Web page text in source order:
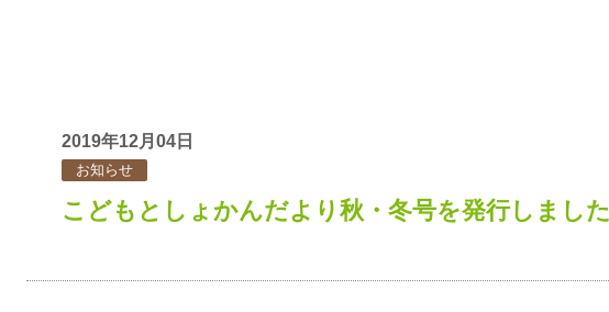
2019年12月04日
お知らせ
こどもとしょかんだより秋・冬号を発行しました